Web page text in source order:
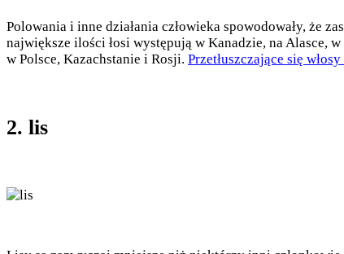
Polowania i inne działania człowieka spowodowały, że
największe ilości łosi występują w Kanadzie, na Alasce,
w Polsce, Kazachstanie i Rosji. Przetłuszczające się
2. lis